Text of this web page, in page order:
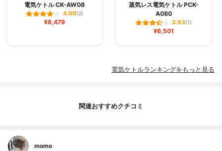
電気ケトル CK-AW08
4.00(2)
¥8,479
蒸気レス電気ケトル PCK-
A080
3.93(1)
¥6,501
電気ケトルランキングをもっと見る
関連おすすめクチコミ
momo